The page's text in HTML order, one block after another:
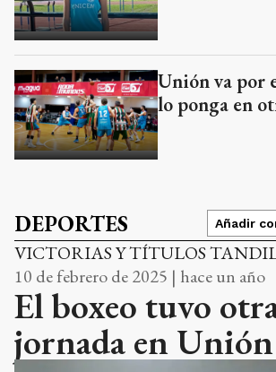
Unión va por
lo ponga en
DEPORTES Añadir
VICTORIAS Y TÍTULOS
10 de febrero de 2025 | hace un año
El boxeo tuvo
jornada en Unión